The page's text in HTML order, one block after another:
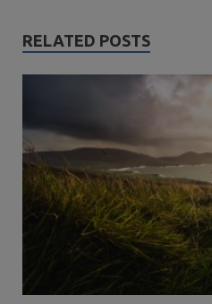
RELATED POSTS